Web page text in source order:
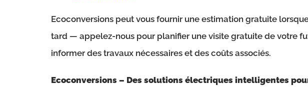
Ecoconversions peut vous fournir une estimation gratuite
tard — appelez-nous pour planifier une visite gratuite de votre
informer des travaux nécessaires et des coûts associés.
Ecoconversions – Des solutions électriques intelligentes